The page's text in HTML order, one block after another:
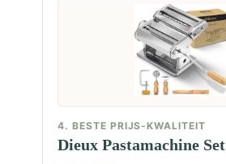
4. BESTE PRIJS-KWALITEIT
Dieux Pastamachine Set